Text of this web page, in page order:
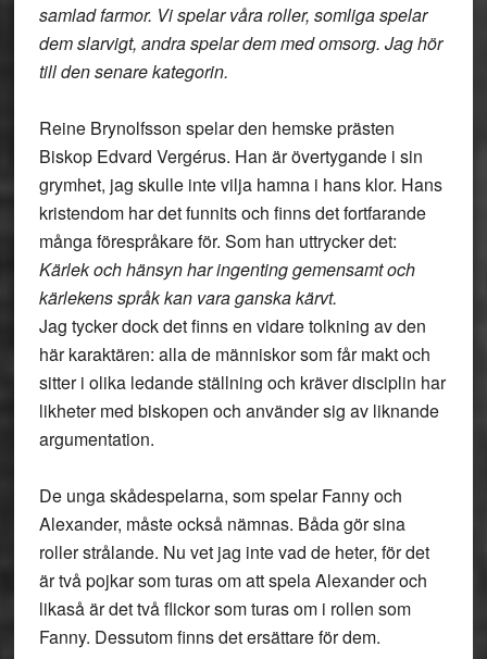
samlad farmor. Vi spelar våra roller, somliga spelar
dem slarvigt, andra spelar dem med omsorg. Jag hör
till den senare kategorin.
Reine Brynolfsson spelar den hemske prästen
Biskop Edvard Vergérus. Han är övertygande i sin
grymhet, jag skulle inte vilja hamna i hans klor. Hans
kristendom har det funnits och finns det fortfarande
många förespråkare för. Som han uttrycker det:
Kärlek och hänsyn har ingenting gemensamt och
kärlekens språk kan vara ganska kärvt.
Jag tycker dock det finns en vidare tolkning av den
här karaktären: alla de människor som får makt och
sitter i olika ledande ställning och kräver disciplin har
likheter med biskopen och använder sig av liknande
argumentation.
De unga skådespelarna, som spelar Fanny och
Alexander, måste också nämnas. Båda gör sina
roller strålande. Nu vet jag inte vad de heter, för det
är två pojkar som turas om att spela Alexander och
likaså är det två flickor som turas om i rollen som
Fanny. Dessutom finns det ersättare för dem.